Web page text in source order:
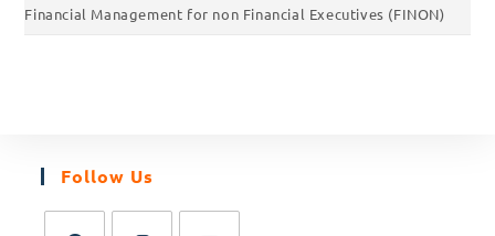
Financial Management for non Financial Executives (FINON)
Follow Us